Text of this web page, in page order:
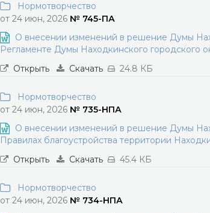
Нормотворчество
от 24 июн, 2026 № 745-ПА
О внесении изменений в решение Думы
Регламенте Думы Находкинского городского
Открыть
Скачать 24.8 КБ
Нормотворчество
от 24 июн, 2026 № 735-НПА
О внесении изменений в решение Думы
Правилах благоустройства территории
Открыть
Скачать 45.4 КБ
Нормотворчество
от 24 июн, 2026 № 734-НПА